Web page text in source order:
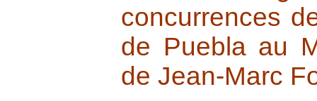
concurrences
de Puebla au
de Jean-Marc